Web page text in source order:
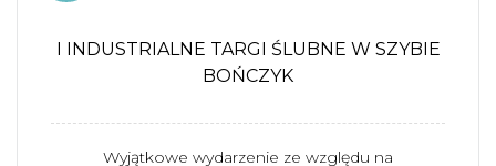
I INDUSTRIALNE TARGI ŚLUBNE W SZYBIE
BOŃCZYK
Wyjątkowe wydarzenie ze względu na